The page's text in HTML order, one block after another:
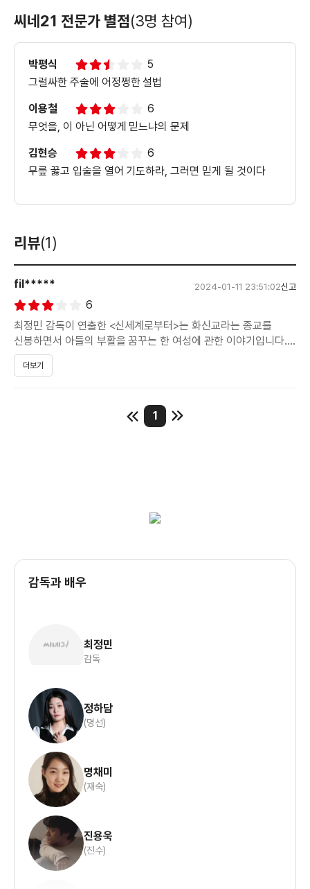
씨네21 전문가 별점(3명 참여)
박평식
5
그럴싸한 주술에 어정쩡한 설법
이용철
6
무엇을, 이 아닌 어떻게 믿느냐의 문제
김현승
6
무릎 꿇고 입술을 열어 기도하라, 그러면 믿게 될 것이다
리뷰(1)
fil***** 2024-01-11 23:51:02신고
6
최정민 감독이 연출한 <신세계로부터>는 화신교라는 종교를
신봉하면서 아들의 부활을 꿈꾸는 한 여성에 관한 이야기입니다.
화신교 교주 신택(김재록)과 함께 탈북한 명선(정하담)은 시골
아들이 한 명 있는데 얼마 전에 죽었는데 신택은 자신과 화신님에
명신과 신택은 또 다시 위기를 맞게 됩니다.
신세계로부터>는 정하담 배우의 장점을 고스란히 살리고 있는
작품입니다. 뭔가 현실적이지 않은 얼굴과 더불어 독특한
그럼에도 불구하고 북에서 신택을 신봉하는 두 여성이 합류한
이후부터 이야기는 묘한 분위기보단 공식적인 이야기의 공식으로
엔딩장면의 충격이 조금 완화되는 느낌이었습니다.
p.s 드보르작의 교향곡과 같은 제목인데 어떤 접점은 찾지
못했습니다 ㅎㅎ
더보기
1
감독과 배우
최정민
감독
정하담
(명선)
명채미
(재숙)
진용욱
(진수)